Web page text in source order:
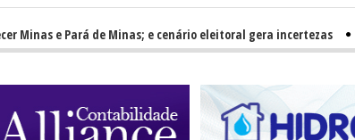
e Pará de Minas; e cenário eleitoral gera incertezas -